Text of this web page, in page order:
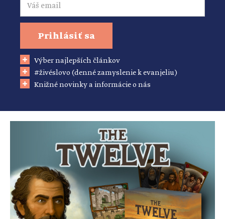
Prihlásiť sa
Výber najlepších článkov
#živéslovo (denné zamyslenie k evanjeliu)
Knižné novinky a informácie o nás